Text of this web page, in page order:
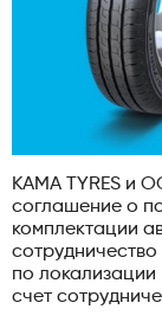
KAMA TYRES и
соглашение о
комплектации
по локализации
счет